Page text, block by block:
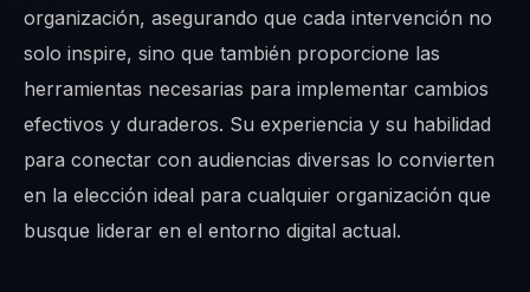
organización, asegurando que cada intervención no
solo inspire, sino que también proporcione las
herramientas necesarias para implementar cambios
efectivos y duraderos. Su experiencia y su habilidad
para conectar con audiencias diversas lo convierten
en la elección ideal para cualquier organización que
busque liderar en el entorno digital actual.